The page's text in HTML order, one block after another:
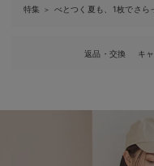
特集 ＞ べとつく夏も、1枚でさら
返品・交換 キ